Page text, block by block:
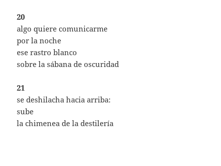
20
algo quiere comunicarme
por la noche
ese rastro blanco
sobre la sábana de oscuridad
21
se deshilacha hacia arriba:
sube
la chimenea de la destilería